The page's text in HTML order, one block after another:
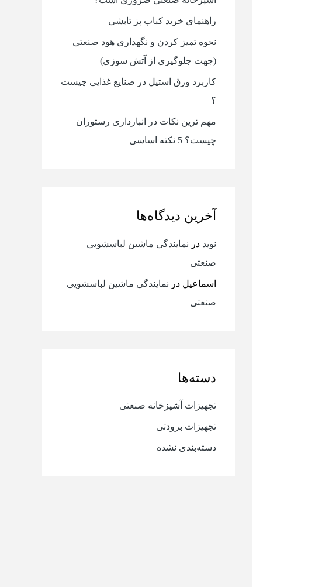
ی
:
راهنمای خرید کباب پز تابشی
نحوه تمیز کردن و نگهداری هود صنعتی
(جهت جلوگیری از آتش سوزی)
کاربرد ورق استیل در صنایع غذایی چیست
؟
مهم ترین نکات در انبارداری رستوران
چیست؟ 5 نکته اساسی
آخرین دیدگاه‌ها
نوید در نمایندگی ماشین لباسشویی
صنعتی
اسماعیل در نمایندگی ماشین لباسشویی
صنعتی
دسته‌ها
تجهیزات آشپزخانه صنعتی
تجهیزات برودتی
دسته‌بندی نشده